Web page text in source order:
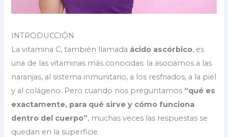
INTRODUCCIÓN
La vitamina C, también llamada ácido ascórbico, es
una de las vitaminas más conocidas: la asociamos a las
naranjas, al sistema inmunitario, a los resfriados, a la piel
y al colágeno. Pero cuando nos preguntamos “qué es
exactamente, para qué sirve y cómo funciona
dentro del cuerpo”, muchas veces las respuestas se
quedan en la superficie.